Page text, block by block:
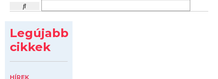
Legújabb
cikkek
HÍREK